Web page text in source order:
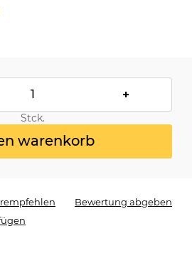
+
Stck.
warenkorb
Bewertung abgeben